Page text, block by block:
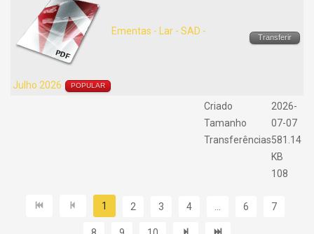
Ementas - Lar - SAD -
Julho 2026 POPULAR
Transferir
Criado
Tamanho
Transferências
2026-
07-07
581.14
KB
108
1 2 3 4 6 7